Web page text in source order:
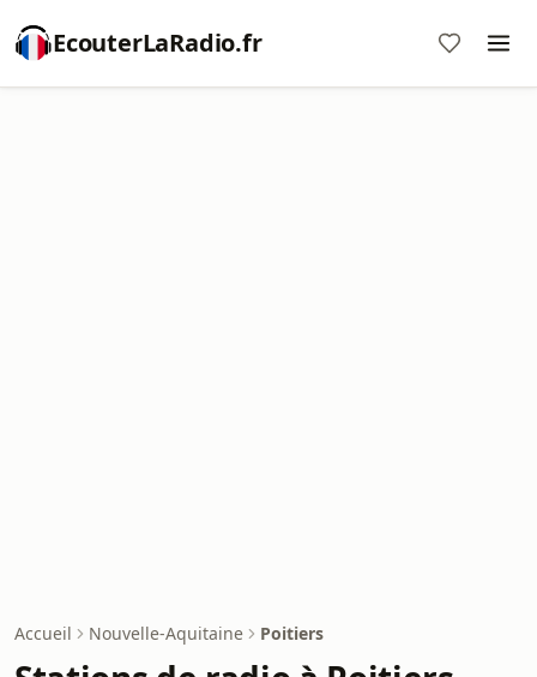
EcouterLaRadio.fr
Accueil Nouvelle-Aquitaine Poitiers